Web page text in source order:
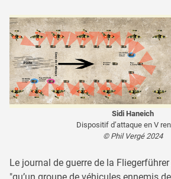
Sidi Haneich
Dispositif d’attaque en V
© Phil Vergé 2024
Le journal de guerre de la